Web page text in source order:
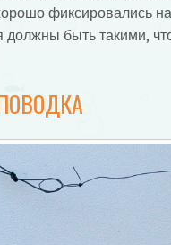
фиксировались
должны быть такими,